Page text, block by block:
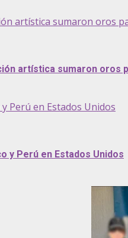
artística sumaron oros
artística sumaron oros
Perú en Estados Unidos
y Perú en Estados Unidos